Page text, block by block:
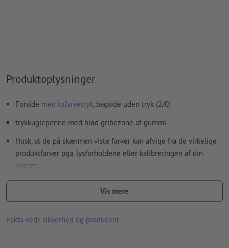
Yderligere informationer og tips om
du i vores hjælpecenter.
Skriftstørrelse: mindst 6 pt (2,12 mm)
Vi kontrollerer ikke forstavefejl og/eller typografiske fejl
Hvordan opretter jeg udskriftsdata korrekt?
Produktoplysninger
Forside med tofarvetryk, bagside uden tryk (2/0)
trykkuglepenne med blød gribezone af gummi
Husk, at de på skærmen viste farver kan afvige fra de virkelige
produktfarver pga. lysforholdene eller kalibreringen af din
skærm.
patron: plastpatron, der skriver blåt
Materiale: plast
størrelse: 14,7 x ø 1,1 cm
Vis mere
Fakta vedr. sikkerhed og producent